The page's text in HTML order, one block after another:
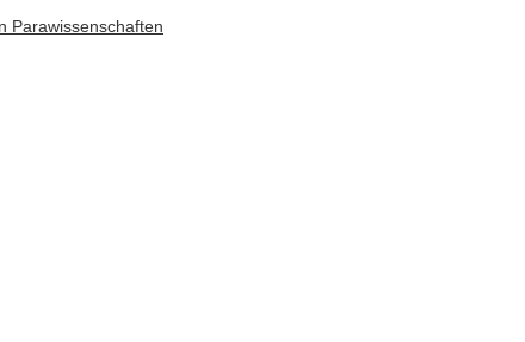
Parawissenschaften